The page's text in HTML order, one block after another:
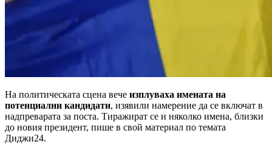
На политическата сцена вече изплуваха имената на
потенциални кандидати, изявили намерение да се включат в
надпреварата за поста. Тиражират се и няколко имена, близки
до новия президент, пише в свой материал по темата
Диджи24.